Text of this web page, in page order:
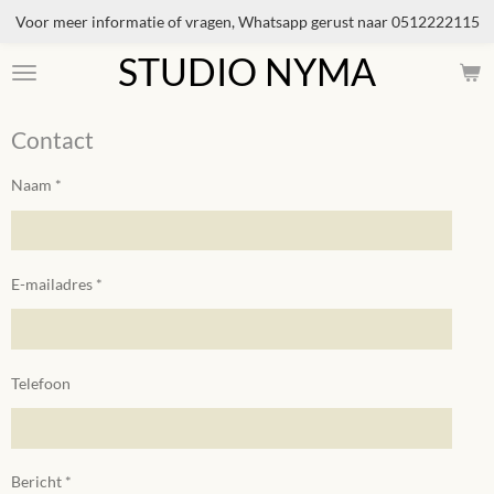
Ga
naar
hoofdinhoud
STUDIO NYMA
Voor meer informatie of vragen, Whatsapp gerust naar 0512222115
Contact
Naam *
E-mailadres *
Telefoon
Bericht *